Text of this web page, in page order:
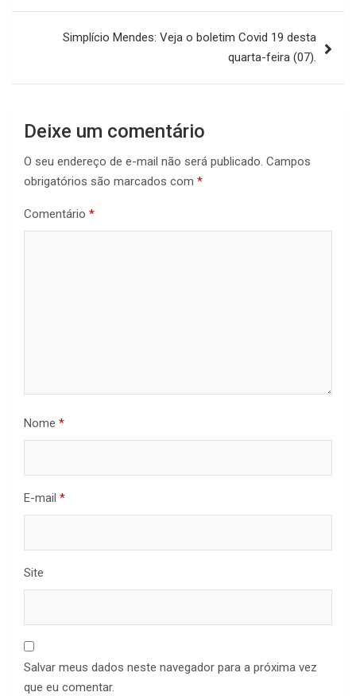
Simplício Mendes: Veja o boletim Covid 19 desta
quarta-feira (07).
Deixe um comentário
O seu endereço de e-mail não será publicado. Campos
obrigatórios são marcados com *
Comentário *
Nome *
E-mail *
Site
Salvar meus dados neste navegador para a próxima vez
que eu comentar.